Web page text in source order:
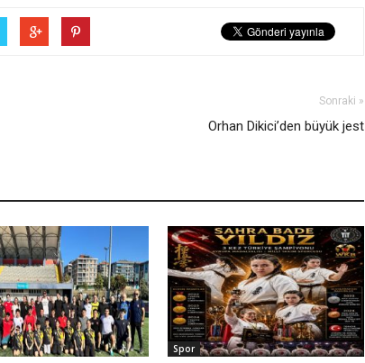
Sonraki »
Orhan Dikici’den büyük jest
Spor